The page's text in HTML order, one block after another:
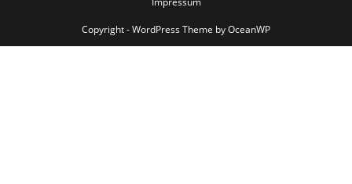
Copyright - WordPress Theme by OceanWP